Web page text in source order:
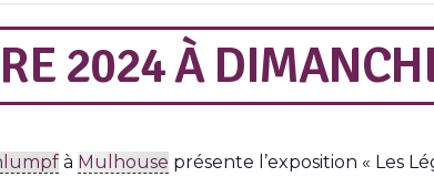
2024À
à Mulhouse présente l’exposition « Les